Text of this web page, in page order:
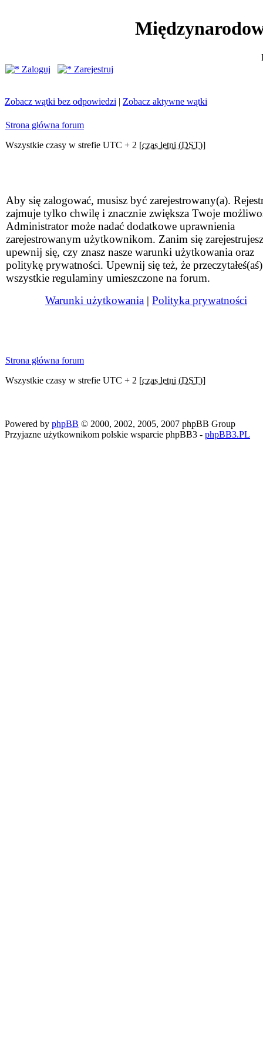
Zaloguj
Zarejestruj
Zobacz wątki bez odpowiedzi | Zobacz aktywne wątki
Strona główna forum
Wszystkie czasy w strefie UTC + 2 [czas letni (DST)]
Aby się zalogować, musisz być zarejestrowany(a).
zajmuje tylko chwilę i znacznie zwiększa Twoje
Administrator może nadać dodatkowe uprawnienia
zarejestrowanym użytkownikom. Zanim się
upewnij się, czy znasz nasze warunki użytkowania oraz
politykę prywatności. Upewnij się też, że przeczytałeś(aś)
wszystkie regulaminy umieszczone na forum.
Warunki użytkowania | Polityka prywatności
Strona główna forum
Wszystkie czasy w strefie UTC + 2 [czas letni (DST)]
Powered by phpBB © 2000, 2002, 2005, 2007 phpBB Group
Przyjazne użytkownikom polskie wsparcie phpBB3 - phpBB3.PL